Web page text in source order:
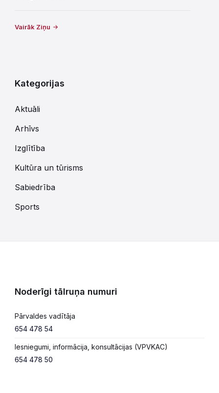
Vairāk Ziņu
Kategorijas
Aktuāli
Arhīvs
Izglītība
Kultūra un tūrisms
Sabiedrība
Sports
Noderīgi tālruņa numuri
Pārvaldes vadītāja
654 478 54
Iesniegumi, informācija, konsultācijas (VPVKAC)
654 478 50